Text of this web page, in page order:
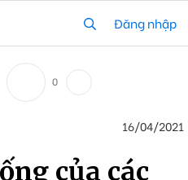
Đăng nhập
0
16/04/2021
của các